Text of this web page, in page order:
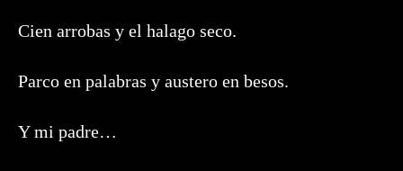
Cien arrobas y el halago seco.
Parco en palabras y austero en besos.
Y mi padre…